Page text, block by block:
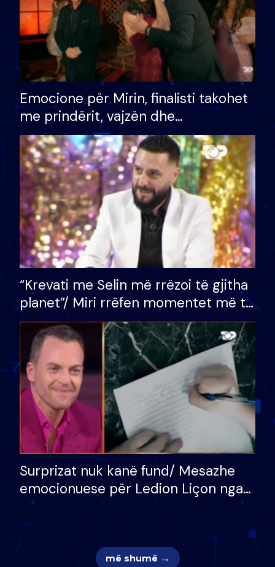
Emocione për Mirin, finalisti takohet
me prindërit, vajzën dhe
bashkëshorten: S’kemi ndonjë letër
divorci apo jo?
“Krevati me Selin më rrëzoi të gjitha
planet”/ Miri rrëfen momentet më të
bukura në shtëpinë e BB VIP: Do më
mungojë zilja e mëngjesit kur…
Surprizat nuk kanë fund/ Mesazhe
emocionuese për Ledion Liçon nga
nëna dhe fëmijët e tij, moderatori
nuk i mban dot lotët: Nuk meritoj…
më shumë →